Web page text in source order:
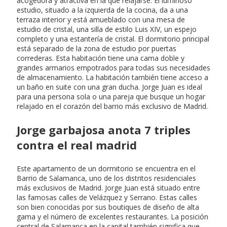
estudio, situado a la izquierda de la cocina, da a una
terraza interior y está amueblado con una mesa de
estudio de cristal, una silla de estilo Luis XIV, un espejo
completo y una estantería de cristal. El dormitorio principal
está separado de la zona de estudio por puertas
correderas. Esta habitación tiene una cama doble y
grandes armarios empotrados para todas sus necesidades
de almacenamiento. La habitación también tiene acceso a
un baño en suite con una gran ducha. Jorge Juan es ideal
para una persona sola o una pareja que busque un hogar
relajado en el corazón del barrio más exclusivo de Madrid.
Jorge garbajosa anota 7 triples
contra el real madrid
Este apartamento de un dormitorio se encuentra en el
Barrio de Salamanca, uno de los distritos residenciales
más exclusivos de Madrid. Jorge Juan está situado entre
las famosas calles de Velázquez y Serrano. Estas calles
son bien conocidas por sus boutiques de diseño de alta
gama y el número de excelentes restaurantes. La posición